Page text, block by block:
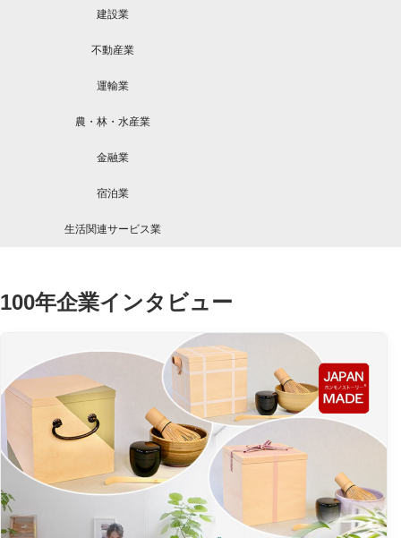
建設業
不動産業
運輸業
農・林・水産業
金融業
宿泊業
生活関連サービス業
100年企業インタビュー